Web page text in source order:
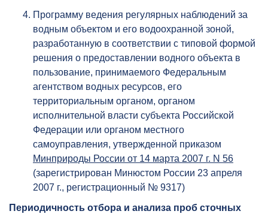
Программу ведения регулярных наблюдений за
водным объектом и его водоохранной зоной,
разработанную в соответствии с типовой формой
решения о предоставлении водного объекта в
пользование, принимаемого Федеральным
агентством водных ресурсов, его
территориальным органом, органом
исполнительной власти субъекта Российской
Федерации или органом местного
самоуправления, утвержденной приказом
Минприроды России от 14 марта 2007 г. N 56
(зарегистрирован Минюстом России 23 апреля
2007 г., регистрационный № 9317)
Периодичность отбора и анализа проб сточных